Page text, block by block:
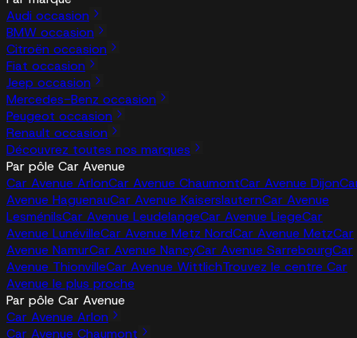
Audi occasion
BMW occasion
Citroën occasion
Fiat occasion
Jeep occasion
Mercedes-Benz occasion
Peugeot occasion
Renault occasion
Découvrez toutes nos marques
Par pôle Car Avenue
Car Avenue ArlonCar Avenue ChaumontCar Avenue Dijon
Avenue HaguenauCar Avenue KaiserslauternCar Avenue
LesménilsCar Avenue LeudelangeCar Avenue LiegeCar
Avenue LunévilleCar Avenue Metz NordCar Avenue MetzCar
Avenue NamurCar Avenue NancyCar Avenue SarrebourgCar
Avenue ThionvilleCar Avenue WittlichTrouvez le centre Car
Avenue le plus proche
Par pôle Car Avenue
Car Avenue Arlon
Car Avenue Chaumont